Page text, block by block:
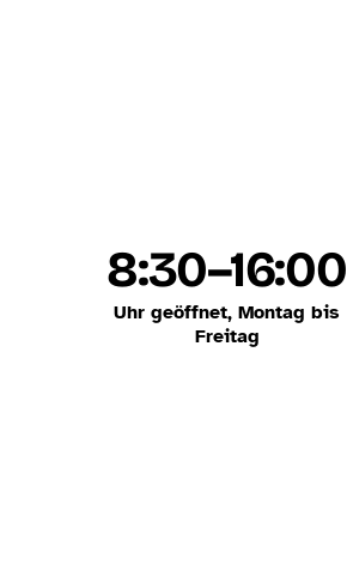
8:30–16:00
Uhr geöffnet, Montag bis
Freitag